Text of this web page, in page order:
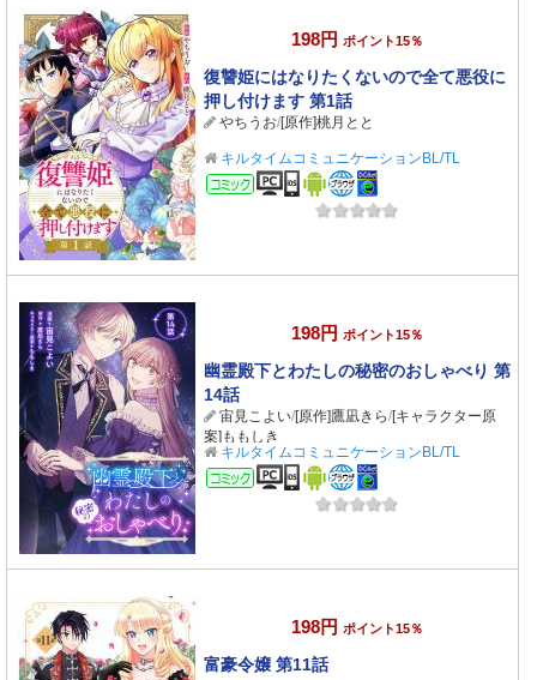
198円 ポイント15％
復讐姫にはなりたくないので全て悪役に
押し付けます 第1話
やちうお/[原作]桃月とと
キルタイムコミュニケーションBL/TL
コミック
198円 ポイント15％
幽霊殿下とわたしの秘密のおしゃべり 第
14話
宙見こよい/[原作]鷹凪きら/[キャラクター原
案]ももしき
キルタイムコミュニケーションBL/TL
コミック
198円 ポイント15％
富豪令嬢 第11話